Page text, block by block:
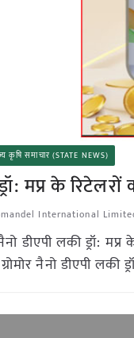
कृषि समाचार (STATE NEWS)
मप्र के
International
डीएपी लकी ड्रॉ:
नैनो डीएपी लकी